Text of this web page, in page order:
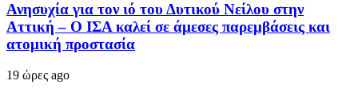
Ανησυχία για τον ιό του Δυτικού Νείλου στην
Αττική – Ο ΙΣΑ καλεί σε άμεσες παρεμβάσεις και
ατομική προστασία
19 ώρες ago